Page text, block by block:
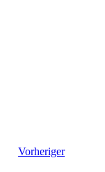
Vorheriger